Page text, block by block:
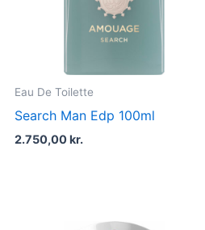
Eau De Toilette
Search Man Edp 100ml
2.750,00kr.